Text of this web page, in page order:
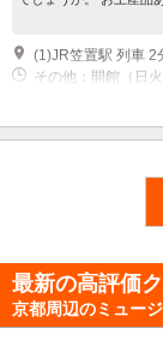
(1)JR笠置駅 列車 2
その他：開館（日
最新の高評価
京都周辺のミュー